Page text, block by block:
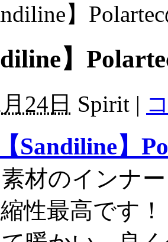
】
】
24日 Spirit |
【Sandiline】
材のインナ
性最高です！